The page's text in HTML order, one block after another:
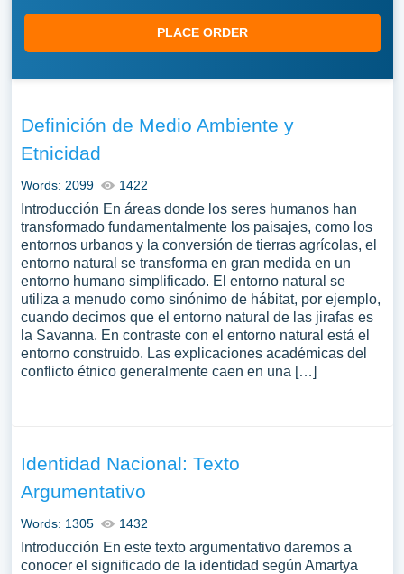
PLACE ORDER
Definición de Medio Ambiente y
Etnicidad
Words: 2099 1422
Introducción En áreas donde los seres humanos han
transformado fundamentalmente los paisajes, como los
entornos urbanos y la conversión de tierras agrícolas, el
entorno natural se transforma en gran medida en un
entorno humano simplificado. El entorno natural se
utiliza a menudo como sinónimo de hábitat, por ejemplo,
cuando decimos que el entorno natural de las jirafas es
la Savanna. En contraste con el entorno natural está el
entorno construido. Las explicaciones académicas del
conflicto étnico generalmente caen en una […]
Identidad Nacional: Texto
Argumentativo
Words: 1305 1432
Introducción En este texto argumentativo daremos a
conocer el significado de la identidad según Amartya